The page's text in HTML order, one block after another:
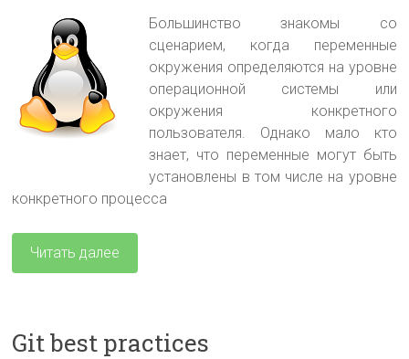
Большинство знакомы со
сценарием, когда переменные
окружения определяются на уровне
операционной системы или
окружения конкретного
пользователя. Однако мало кто
знает, что переменные могут быть
установлены в том числе на уровне
конкретного процесса
Читать далее
Git best practices